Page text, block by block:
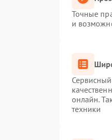
Точные
и
онлайн.
техники